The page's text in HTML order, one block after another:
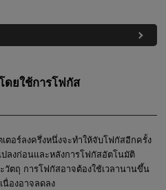
ดยใช้การโฟกัส
ตอร์ลงครึ่งหนึ่งจะทำให้จับโฟกัสอีกครั้ง
ลงก่อนและหลังการโฟกัสอัตโนมัติ
ตถุ การโฟกัสอาจต้องใช้เวลานานขึ้น
นื่องอาจลดลง